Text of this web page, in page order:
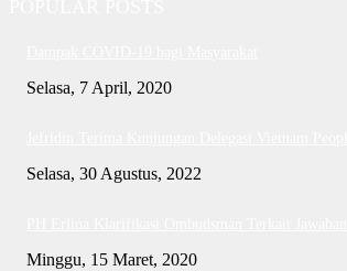
Selasa, 7 April, 2020
Selasa, 30 Agustus, 2022
Minggu, 15 Maret, 2020